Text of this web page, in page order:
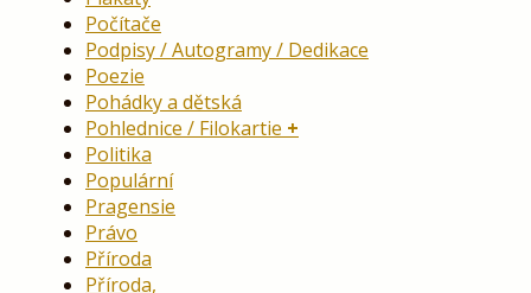
Počítače
Podpisy / Autogramy / Dedikace
Poezie
Pohádky a dětská
Pohlednice / Filokartie
Politika
Populární
Pragensie
Právo
Příroda
Příroda,